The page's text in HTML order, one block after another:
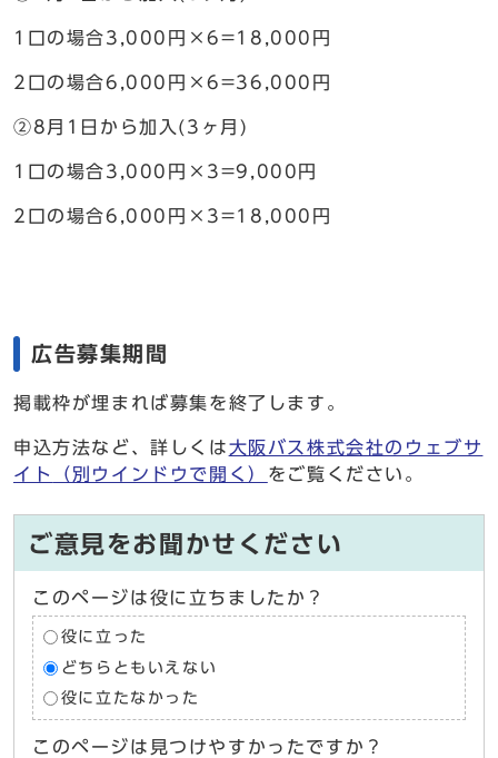
1口の場合3,000円×6=18,000円
2口の場合6,000円×6=36,000円
②8月1日から加入(3ヶ月)
1口の場合3,000円×3=9,000円
2口の場合6,000円×3=18,000円
広告募集期間
掲載枠が埋まれば募集を終了します。
申込方法など、詳しくは大阪バス株式会社のウェブサ
イト
（別ウインドウで開く） をご覧ください。
ご意見をお聞かせください
このページは役に立ちましたか？
役に立った
どちらともいえない
役に立たなかった
このページは見つけやすかったですか？